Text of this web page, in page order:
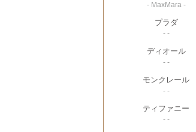
- MaxMara -
プラダ
- -
ディオール
- -
モンクレール
- -
ティファニー
- -